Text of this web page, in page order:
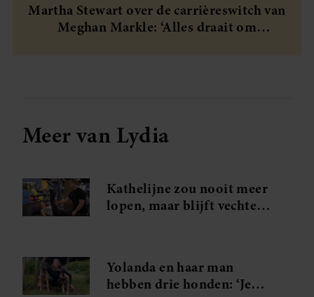
Martha Stewart over de carrièreswitch van
Meghan Markle: ‘Alles draait om
Meer van Lydia
Kathelijne zou nooit meer
lopen, maar blijft vechten:
Yolanda en haar man
hebben drie honden: ‘Je